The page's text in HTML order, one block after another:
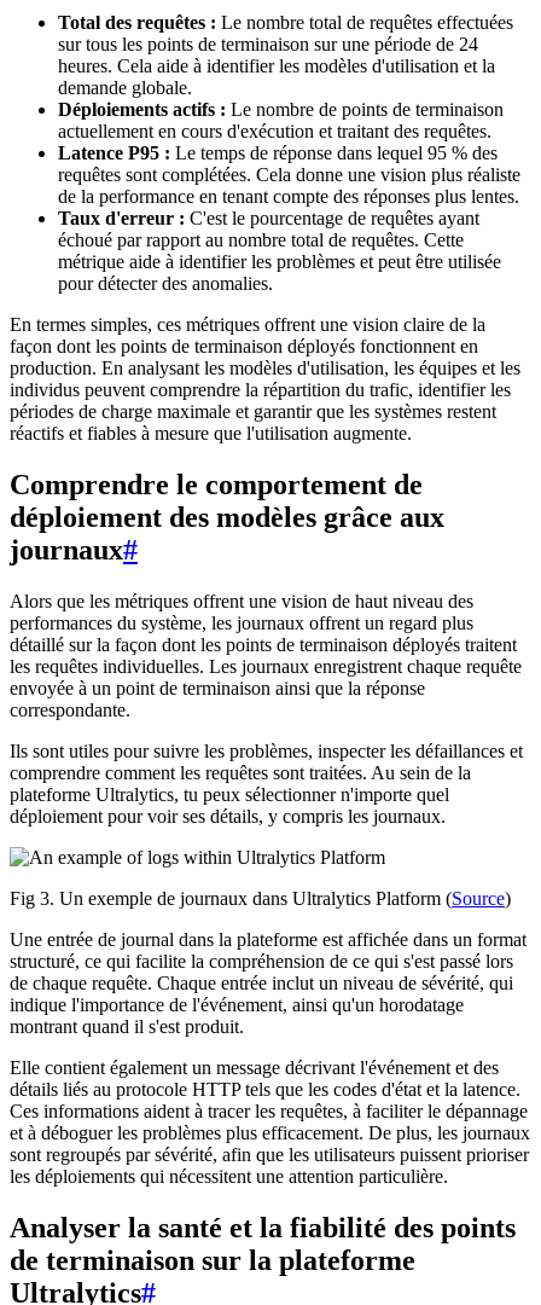
Total des requêtes : Le nombre total de requêtes effectuées
sur tous les points de terminaison sur une période de 24
heures. Cela aide à identifier les modèles d'utilisation et la
demande globale.
Déploiements actifs : Le nombre de points de terminaison
actuellement en cours d'exécution et traitant des requêtes.
Latence P95 : Le temps de réponse dans lequel 95 % des
requêtes sont complétées. Cela donne une vision plus réaliste
de la performance en tenant compte des réponses plus lentes.
Taux d'erreur : C'est le pourcentage de requêtes ayant
échoué par rapport au nombre total de requêtes. Cette
métrique aide à identifier les problèmes et peut être utilisée
pour détecter des anomalies.
En termes simples, ces métriques offrent une vision claire de la
façon dont les points de terminaison déployés fonctionnent en
production. En analysant les modèles d'utilisation, les équipes et les
individus peuvent comprendre la répartition du trafic, identifier les
périodes de charge maximale et garantir que les systèmes restent
réactifs et fiables à mesure que l'utilisation augmente.
Comprendre le comportement de
déploiement des modèles grâce aux
journaux#
Alors que les métriques offrent une vision de haut niveau des
performances du système, les journaux offrent un regard plus
détaillé sur la façon dont les points de terminaison déployés traitent
les requêtes individuelles. Les journaux enregistrent chaque requête
envoyée à un point de terminaison ainsi que la réponse
correspondante.
Ils sont utiles pour suivre les problèmes, inspecter les défaillances et
comprendre comment les requêtes sont traitées. Au sein de la
plateforme Ultralytics, tu peux sélectionner n'importe quel
déploiement pour voir ses détails, y compris les journaux.
Fig 3. Un exemple de journaux dans Ultralytics Platform (Source)
Une entrée de journal dans la plateforme est affichée dans un format
structuré, ce qui facilite la compréhension de ce qui s'est passé lors
de chaque requête. Chaque entrée inclut un niveau de sévérité, qui
indique l'importance de l'événement, ainsi qu'un horodatage
montrant quand il s'est produit.
Elle contient également un message décrivant l'événement et des
détails liés au protocole HTTP tels que les codes d'état et la latence.
Ces informations aident à tracer les requêtes, à faciliter le dépannage
et à déboguer les problèmes plus efficacement. De plus, les journaux
sont regroupés par sévérité, afin que les utilisateurs puissent prioriser
les déploiements qui nécessitent une attention particulière.
Analyser la santé et la fiabilité des points
de terminaison sur la plateforme
Ultralytics#